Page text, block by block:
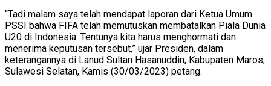
“Tadi malam saya telah mendapat laporan dari Ketua Umum
PSSI bahwa FIFA telah memutuskan membatalkan Piala Dunia
U20 di Indonesia. Tentunya kita harus menghormati dan
menerima keputusan tersebut,” ujar Presiden, dalam
keterangannya di Lanud Sultan Hasanuddin, Kabupaten Maros,
Sulawesi Selatan, Kamis (30/03/2023) petang.